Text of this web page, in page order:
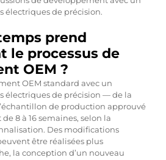
électriques de précision.
prend
le processus de
OEM ?
OEM standard avec un
électriques de précision — de la
de production approuvé
8 à 16 semaines, selon la
Des modifications
être réalisées plus
la conception d’un nouveau